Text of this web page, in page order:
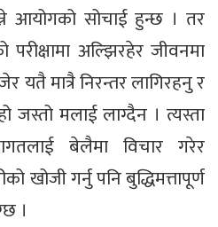
आयोगको सोचाई हुन्छ । तर
अल्झिरहेर जीवनमा
यतै मात्रै निरन्तर लागिरहनु र
जस्तो मलाई लाग्दैन । त्यस्ता
बेलैमा विचार गरेर
खोजी गर्नु पनि बुद्धिमत्तापूर्ण
।